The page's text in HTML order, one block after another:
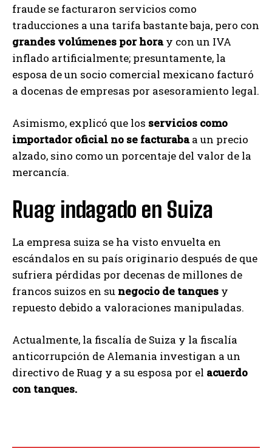
fraude se facturaron servicios como
traducciones a una tarifa bastante baja, pero con
grandes volúmenes por horay con un IVA
inflado artificialmente; presuntamente, la
esposa de un socio comercial mexicano facturó
a docenas de empresas por asesoramiento legal.
Asimismo, explicó que los servicios como
importador oficial no se facturabaa un precio
alzado, sino como un porcentaje del valor de la
mercancía.
Ruag indagado en Suiza
La empresa suiza se ha visto envuelta en
escándalos en su país originario después de que
sufriera pérdidas por decenas de millones de
francos suizos en su negocio de tanques y
repuesto debido a valoraciones manipuladas.
Actualmente, la fiscalía de Suiza y la fiscalía
anticorrupción de Alemania investigan a un
directivo de Ruag y a su esposa por el acuerdo
con tanques.